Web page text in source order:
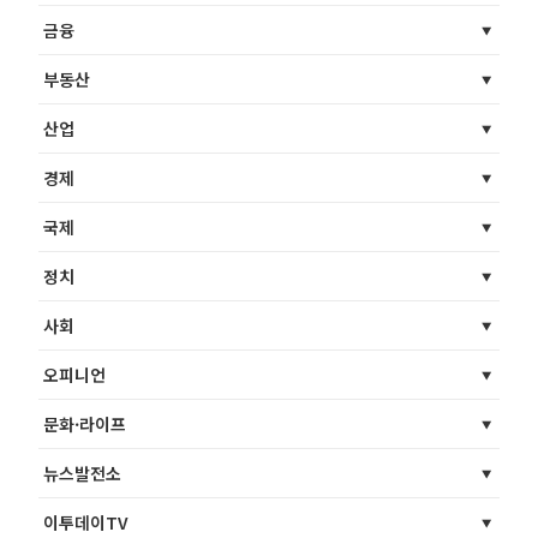
금융
부동산
산업
경제
국제
정치
사회
오피니언
문화·라이프
뉴스발전소
이투데이TV